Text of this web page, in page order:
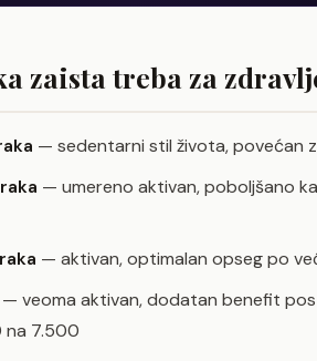
zaista treba za
— sedentarni stil života, povećan
— umereno aktivan, poboljšano
— aktivan, optimalan opseg po
— veoma aktivan, dodatan benefit
na 7.500